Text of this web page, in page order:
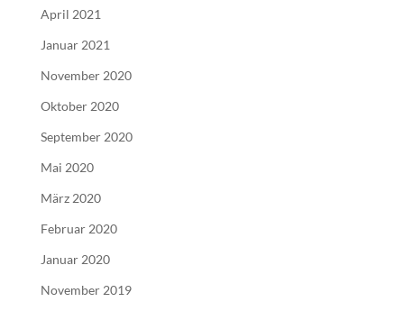
April 2021
Januar 2021
November 2020
Oktober 2020
September 2020
Mai 2020
März 2020
Februar 2020
Januar 2020
November 2019